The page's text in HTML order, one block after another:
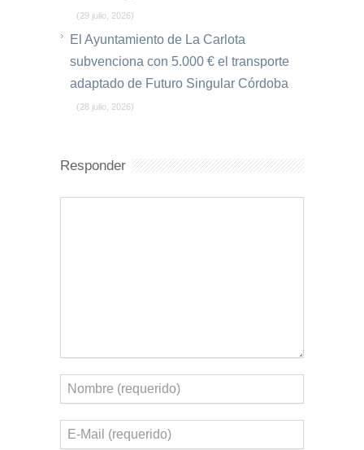
(29 julio, 2026)
El Ayuntamiento de La Carlota
subvenciona con 5.000 € el transporte
adaptado de Futuro Singular Córdoba
(28 julio, 2026)
Responder
Nombre
Correo